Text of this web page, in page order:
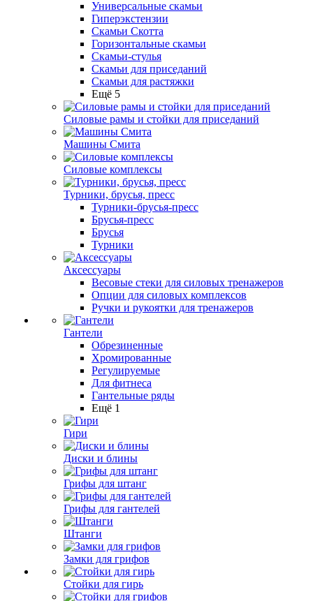
Универсальные скамьи
Гиперэкстензии
Скамьи Скотта
Горизонтальные скамьи
Скамьи-стулья
Скамьи для приседаний
Скамьи для растяжки
Ещё 5
Силовые рамы и стойки для приседаний
Машины Смита
Силовые комплексы
Турники, брусья, пресс
Турники-брусья-пресс
Брусья-пресс
Брусья
Турники
Аксессуары
Весовые стеки для силовых тренажеров
Опции для силовых комплексов
Ручки и рукоятки для тренажеров
Гантели
Обрезиненные
Хромированные
Регулируемые
Для фитнеса
Гантельные ряды
Ещё 1
Гири
Диски и блины
Грифы для штанг
Грифы для гантелей
Штанги
Замки для грифов
Стойки для гирь